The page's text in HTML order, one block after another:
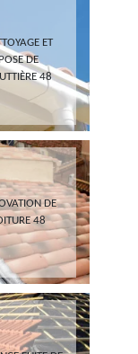
ET
POSE DE
48
DE
48